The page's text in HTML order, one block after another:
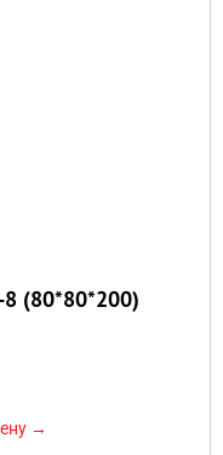
(80*80*200)
→